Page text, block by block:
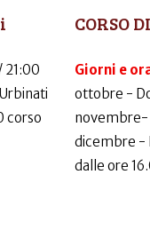
21:00
corso
CORSO
Giorni e
ottobre -
novembre-
dicembre -
dalle ore